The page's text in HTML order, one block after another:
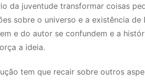
da juventude transformar coisas
sobre o universo e a existência de
e do autor se confundem e a
a ideia.
tem que recair sobre outros